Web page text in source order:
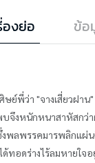
องย่อ ข้อ
ษย์พี่ว่า "จางเสี่ยว
งหนักหนาสาหัสกว่
งพลพรรคมารพลิก
อดร่างไร้ลมหายใ